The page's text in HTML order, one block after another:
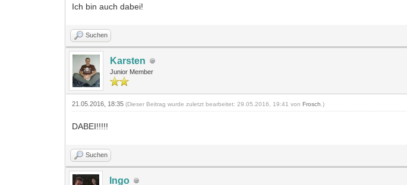
Ich bin auch dabei!
Suchen
Karsten
Junior Member
21.05.2016, 18:35(Dieser Beitrag wurde zuletzt bearbeitet: 29.05.2016, 19:41 vonFrosch .)
DABEI!!!!!
Suchen
Ingo